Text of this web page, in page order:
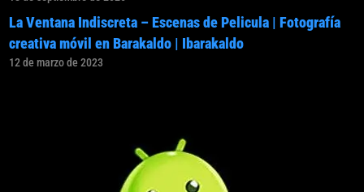
La Ventana Indiscreta – Escenas de Pelicula | Fotografía
creativa móvil en Barakaldo | Ibarakaldo
12 de marzo de 2023